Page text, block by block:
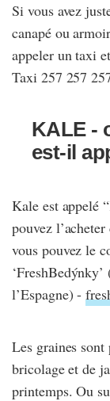
Si vous avez
canapé ou
appeler un taxi
Taxi 257 257
KALE -
est-il
Kale est appelé
pouvez
vous pouvez le
l’Espagne) -
Les graines sont
bricolage et de
printemps. Ou